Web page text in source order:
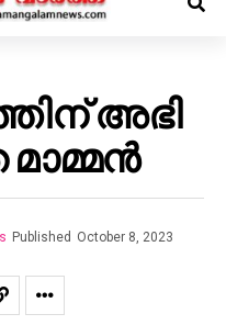
അ​ഭി​
മാ​മ്മ​ൻ
Published October 8, 2023